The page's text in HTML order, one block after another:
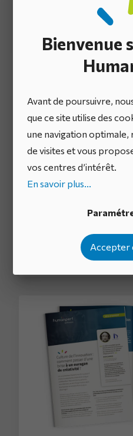
Bienvenue
Avant de poursuivre,
que ce site utilise des
une navigation optimale,
de visites et vous
vos centres d’intérêt.
En savoir plus...
Accepter
Comment construire
construire une entreprise
Les clés pour s’adapter